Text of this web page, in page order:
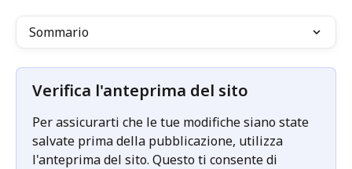
Sommario
Verifica l'anteprima del sito
Per assicurarti che le tue modifiche siano state
salvate prima della pubblicazione, utilizza
l'anteprima del sito. Questo ti consente di